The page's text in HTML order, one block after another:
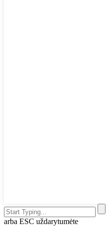
arba ESC uždarytumėte